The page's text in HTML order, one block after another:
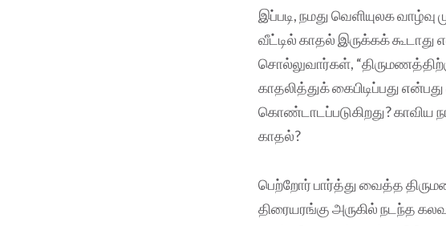
இப்படி, நமது வெளியுலக வாழ்வு
வீட்டில் காதல் இருக்கக் கூடாது
சொல்லுவார்கள்,
காதலித்துக் கைபிடிப்பது
கொண்டாடப்படுகிறது? காவிய
காதல்?
பெற்றோர் பார்த்து வைத்த
திரையரங்கு அருகில் நடந்த